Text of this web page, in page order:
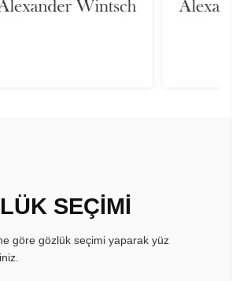
SEÇİMİ
göre gözlük seçimi yaparak yüz